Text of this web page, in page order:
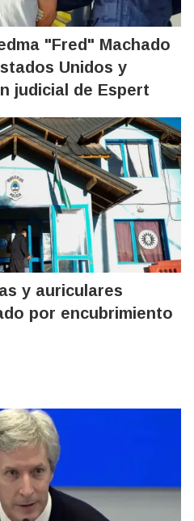
"Fred" Machado
Unidos y
judicial de Espert
y auriculares
por encubrimiento